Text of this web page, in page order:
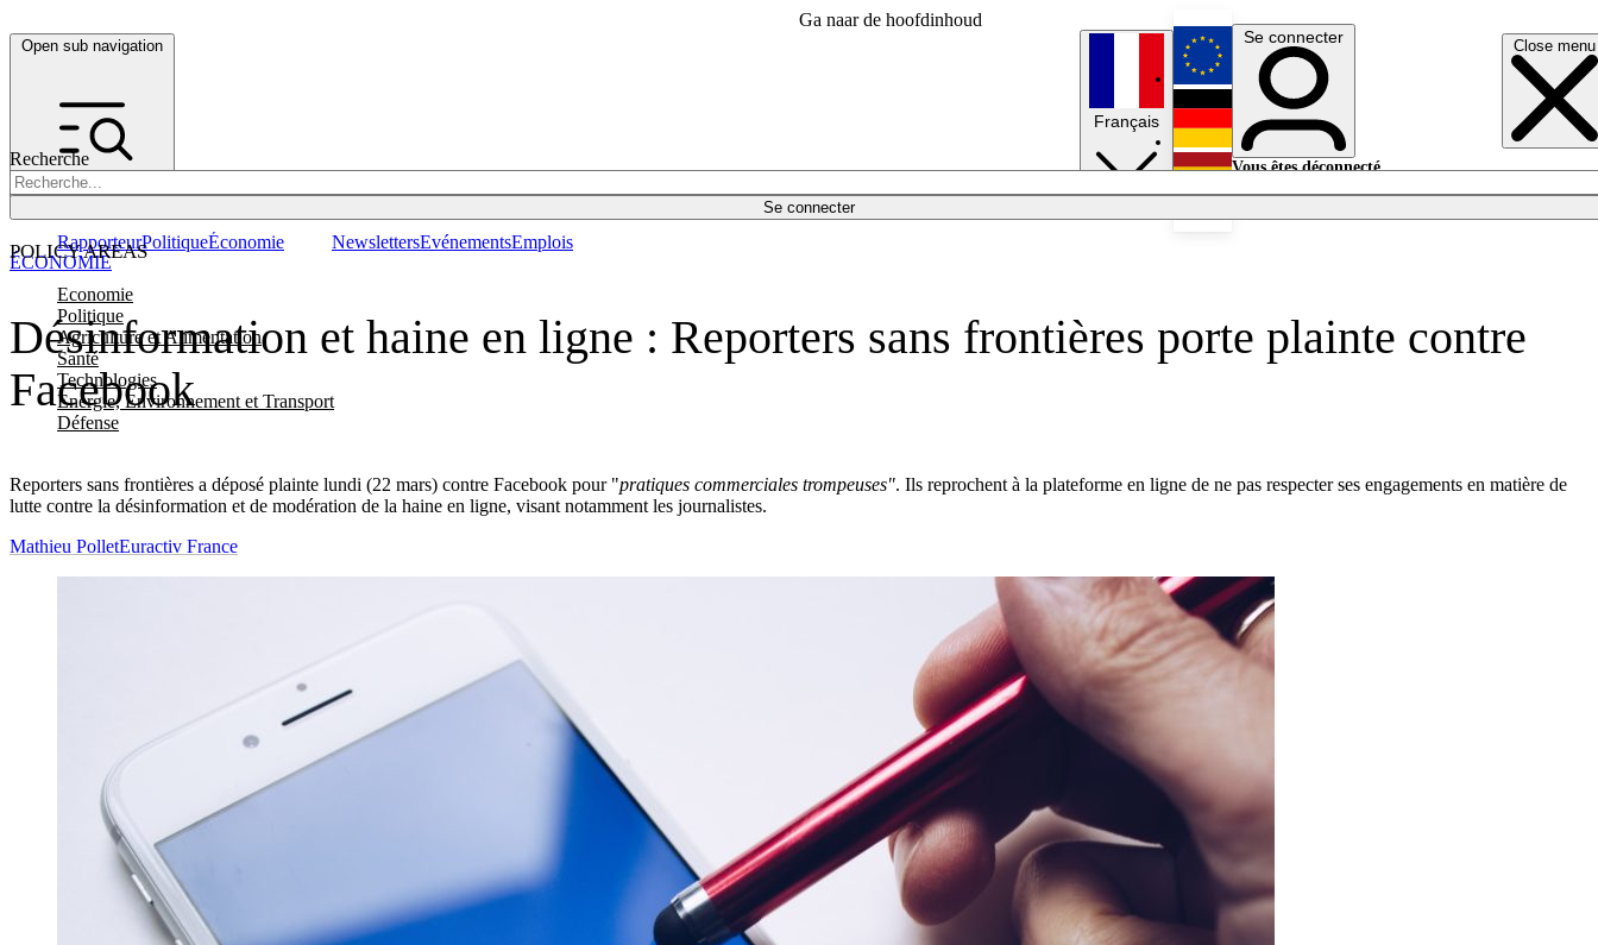
Ga naar de hoofdinhoud
Open sub navigation Close menu
Recherche
Se connecter
POLICY AREAS
Economie
Politique
Agriculture et Alimentation
Santé
Technologies
Energie, Environnement et Transport
Défense
RapporteurPolitiqueÉconomie NewslettersEvénementsEmplois
Français
English
Deutsch
Se connecter
Vous êtes déconnecté.
Désinformation et haine en ligne : Reporters sans frontières porte plainte contre
Facebook
Reporters sans frontières a déposé plainte lundi (22 mars) contre Facebook pour "pratiques commerciales trompeuses". Ils reprochent à la plateforme en ligne de ne pas respecter ses engagements en matière de
lutte contre la désinformation et de modération de la haine en ligne, visant notamment les journalistes.
ÉCONOMIE
Mathieu PolletEuractiv France